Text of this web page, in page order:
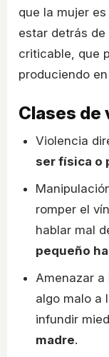
que la mujer
estar detrás
criticable, que
produciendo
Clases de
Violencia
ser física o
romper el
hablar mal
pequeño
Amenazar
algo malo a
infundir
madre.